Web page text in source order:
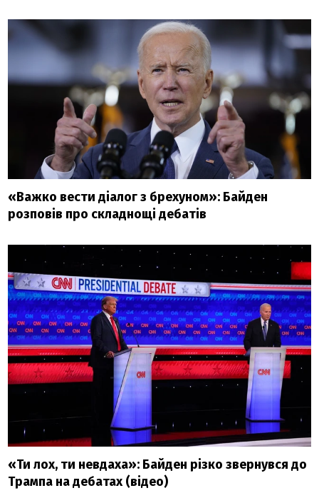
«Важко вести діалог з брехуном»: Байден
розповів про складнощі дебатів
«Ти лох, ти невдаха»: Байден різко звернувся до
Трампа на дебатах (відео)